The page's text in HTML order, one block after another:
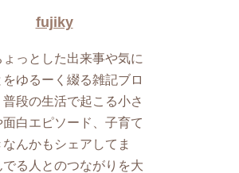
fujiky
ょっとした出来事や気に
ゆるーく綴る雑記ブロ
普段の生活で起こる小さ
面白エピソード、子育て
んかもシェアしてま
る人とのつながりを大